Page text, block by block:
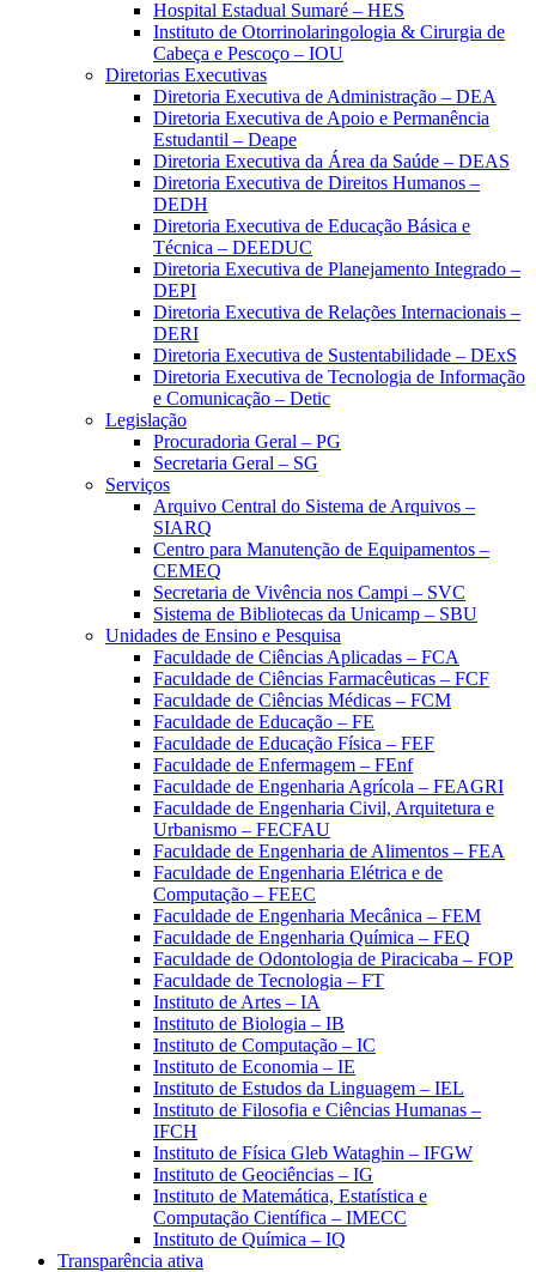
Hospital Estadual Sumaré – HES
Instituto de Otorrinolaringologia & Cirurgia de
Cabeça e Pescoço – IOU
Diretorias Executivas
Diretoria Executiva de Administração – DEA
Diretoria Executiva de Apoio e Permanência
Estudantil – Deape
Diretoria Executiva da Área da Saúde – DEAS
Diretoria Executiva de Direitos Humanos –
DEDH
Diretoria Executiva de Educação Básica e
Técnica – DEEDUC
Diretoria Executiva de Planejamento Integrado –
DEPI
Diretoria Executiva de Relações Internacionais –
DERI
Diretoria Executiva de Sustentabilidade – DExS
Diretoria Executiva de Tecnologia de Informação
e Comunicação – Detic
Legislação
Procuradoria Geral – PG
Secretaria Geral – SG
Serviços
Arquivo Central do Sistema de Arquivos –
SIARQ
Centro para Manutenção de Equipamentos –
CEMEQ
Secretaria de Vivência nos Campi – SVC
Sistema de Bibliotecas da Unicamp – SBU
Unidades de Ensino e Pesquisa
Faculdade de Ciências Aplicadas – FCA
Faculdade de Ciências Farmacêuticas – FCF
Faculdade de Ciências Médicas – FCM
Faculdade de Educação – FE
Faculdade de Educação Física – FEF
Faculdade de Enfermagem – FEnf
Faculdade de Engenharia Agrícola – FEAGRI
Faculdade de Engenharia Civil, Arquitetura e
Urbanismo – FECFAU
Faculdade de Engenharia de Alimentos – FEA
Faculdade de Engenharia Elétrica e de
Computação – FEEC
Faculdade de Engenharia Mecânica – FEM
Faculdade de Engenharia Química – FEQ
Faculdade de Odontologia de Piracicaba – FOP
Faculdade de Tecnologia – FT
Instituto de Artes – IA
Instituto de Biologia – IB
Instituto de Computação – IC
Instituto de Economia – IE
Instituto de Estudos da Linguagem – IEL
Instituto de Filosofia e Ciências Humanas –
IFCH
Instituto de Física Gleb Wataghin – IFGW
Instituto de Geociências – IG
Instituto de Matemática, Estatística e
Computação Científica – IMECC
Instituto de Química – IQ
Transparência ativa